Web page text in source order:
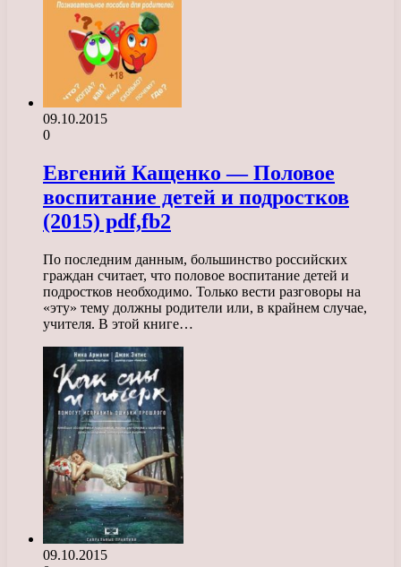
09.10.2015
0
Евгений Кащенко — Половое
воспитание детей и подростков
(2015) pdf,fb2
По последним данным, большинство российских
граждан считает, что половое воспитание детей и
подростков необходимо. Только вести разговоры на
«эту» тему должны родители или, в крайнем случае,
учителя. В этой книге…
09.10.2015